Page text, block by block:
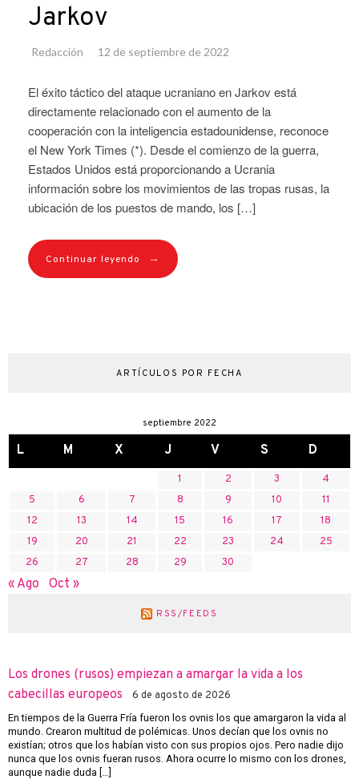
Jarkov
Redacción 12 de septiembre de 2022
El éxito táctico del ataque ucraniano en Jarkov está
directamente relacionado con el aumento de la
cooperación con la inteligencia estadounidense, reconoce
el New York Times (*). Desde el comienzo de la guerra,
Estados Unidos está proporcionando a Ucrania
información sobre los movimientos de las tropas rusas, la
ubicación de los puestos de mando, los […]
Continuar leyendo →
ARTÍCULOS POR FECHA
septiembre 2022
L M X J V S D
1 2 3
4
5
6 7 8 9 10
11
12
13 14 15 16 17
18
19
20 21 22 23 24
25
26
27 28 29 30
« Ago Oct »
RSS/FEEDS
Los drones (rusos) empiezan a amargar la vida a los
cabecillas europeos
6 de agosto de 2026
En tiempos de la Guerra Fría fueron los ovnis los que amargaron la vida al
mundo. Crearon multitud de polémicas. Unos decían que los ovnis no
existían; otros que los habían visto con sus propios ojos. Pero nadie dijo
nunca que los ovnis fueran rusos. Ahora ocurre lo mismo con los drones,
aunque nadie duda […]